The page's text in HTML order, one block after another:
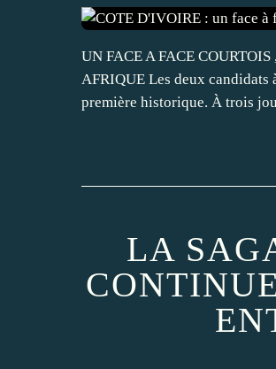
UN FACE A FACE
AFRIQUE Les deux
première historique. À trois
LA